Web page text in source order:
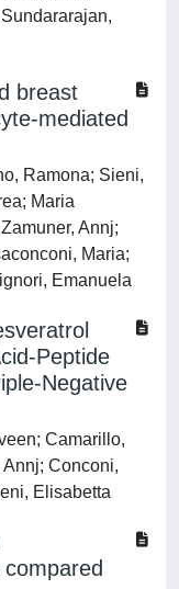
breast
mediated
Ramona; Sieni,
Maria
Annj;
Maria;
Emanuela
Peptide
Negative
Camarillo,
Annj; Conconi,
Elisabetta